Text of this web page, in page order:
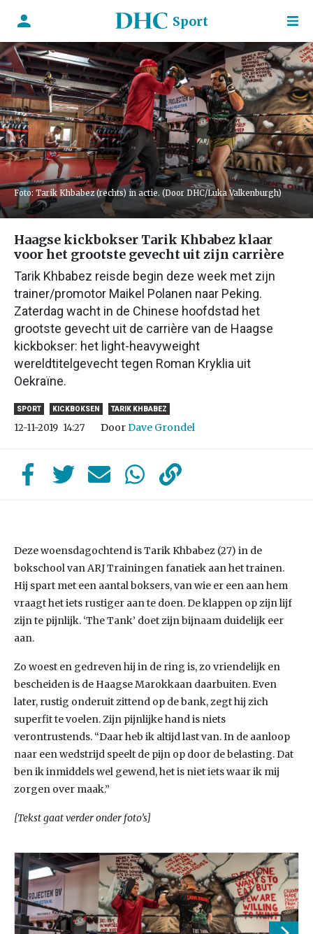
Sport
Foto: Tarik Khbabez (rechts) in actie. (Door DHC/Luka Valkenburgh)
Haagse kickbokser Tarik Khbabez klaar
voor het grootste gevecht uit zijn carrière
Tarik Khbabez reisde begin deze week met zijn
trainer/promotor Maikel Polanen naar Peking.
Zaterdag wacht in de Chinese hoofdstad het
grootste gevecht uit de carrière van de Haagse
kickbokser: het light-heavyweight
wereldtitelgevecht tegen Roman Kryklia uit
Oekraïne.
SPORT KICKBOKSEN TARIK KHBABEZ
12-11-2019 14:27 DoorDave Grondel
Deze woensdagochtend is Tarik Khbabez (27) in de
bokschool van ARJ Trainingen fanatiek aan het trainen.
Hij spart met een aantal boksers, van wie er een aan hem
vraagt het iets rustiger aan te doen. De klappen op zijn lijf
zijn te pijnlijk. ‘The Tank’ doet zijn bijnaam duidelijk eer
aan.
Zo woest en gedreven hij in de ring is, zo vriendelijk en
bescheiden is de Haagse Marokkaan daarbuiten. Even
later, rustig onderuit zittend op de bank, zegt hij zich
superfit te voelen. Zijn pijnlijke hand is niets
verontrustends. “Daar heb ik altijd last van. In de aanloop
naar een wedstrijd speelt de pijn op door de belasting. Dat
ben ik inmiddels wel gewend, het is niet iets waar ik mij
zorgen over maak.”
[Tekst gaat verder onder foto’s]